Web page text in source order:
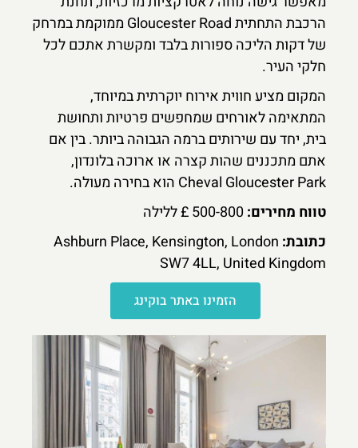
הרכבת התחתית Gloucester Road ממוקמת במרחק
של דקות הליכה ספורות בלבד ומקשרת אתכם לכל
חלקי העיר.
המקום מציע חווית אירוח יוקרתית במיוחד,
המתאימה לאורחים שמחפשים פרטיות ותחושת
בית, יחד עם שירותים ברמה הגבוהה ביותר. בין אם
אתם מתכננים שהות קצרה או ארוכה בלונדון,
Cheval Gloucester Park הוא בחירה מעולה.
טווח מחירים:
כתובת: Ashburn Place, Kensington, London
SW7 4LL, United Kingdom
הזמינו באתר בוקינג